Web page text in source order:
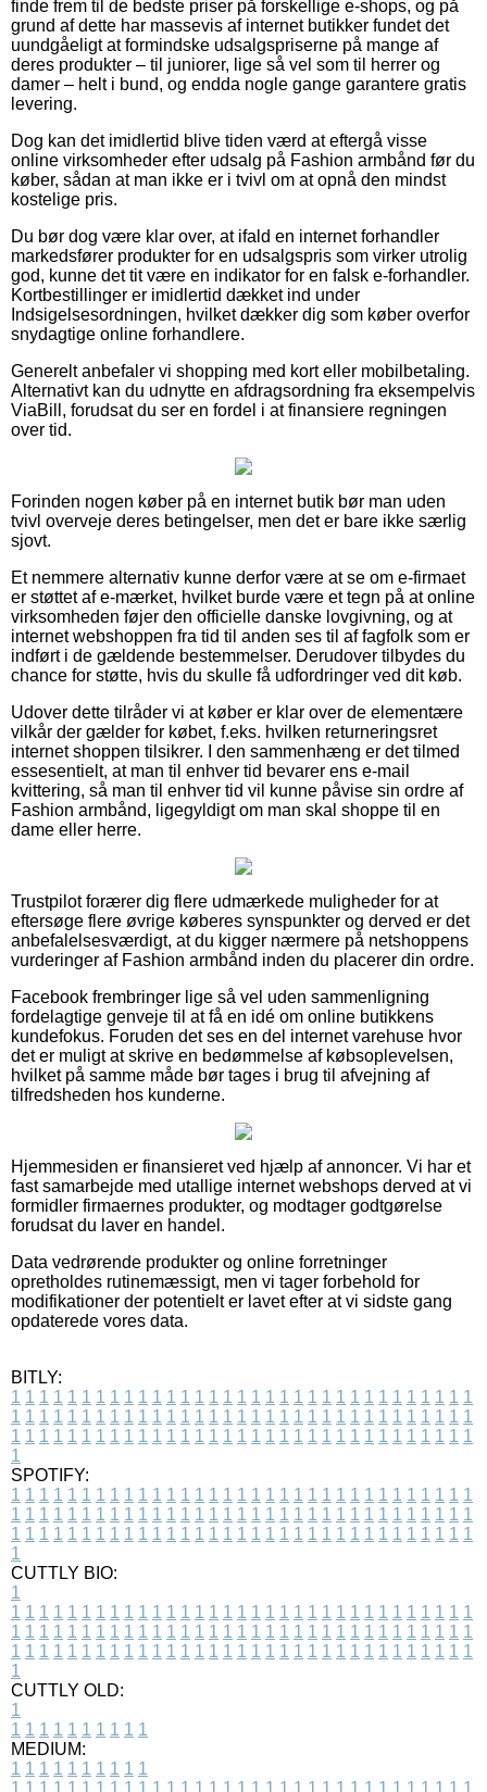
finde frem til de bedste priser på forskellige e-shops, og på
grund af dette har massevis af internet butikker fundet det
uundgåeligt at formindske udsalgspriserne på mange af
deres produkter – til juniorer, lige så vel som til herrer og
damer – helt i bund, og endda nogle gange garantere gratis
levering.
Dog kan det imidlertid blive tiden værd at eftergå visse
online virksomheder efter udsalg på Fashion armbånd før du
køber, sådan at man ikke er i tvivl om at opnå den mindst
kostelige pris.
Du bør dog være klar over, at ifald en internet forhandler
markedsfører produkter for en udsalgspris som virker utrolig
god, kunne det tit være en indikator for en falsk e-forhandler.
Kortbestillinger er imidlertid dækket ind under
Indsigelsesordningen, hvilket dækker dig som køber overfor
snydagtige online forhandlere.
Generelt anbefaler vi shopping med kort eller mobilbetaling.
Alternativt kan du udnytte en afdragsordning fra eksempelvis
ViaBill, forudsat du ser en fordel i at finansiere regningen
over tid.
Forinden nogen køber på en internet butik bør man uden
tvivl overveje deres betingelser, men det er bare ikke særlig
sjovt.
Et nemmere alternativ kunne derfor være at se om e-firmaet
er støttet af e-mærket, hvilket burde være et tegn på at online
virksomheden føjer den officielle danske lovgivning, og at
internet webshoppen fra tid til anden ses til af fagfolk som er
indført i de gældende bestemmelser. Derudover tilbydes du
chance for støtte, hvis du skulle få udfordringer ved dit køb.
Udover dette tilråder vi at køber er klar over de elementære
vilkår der gælder for købet, f.eks. hvilken returneringsret
internet shoppen tilsikrer. I den sammenhæng er det tilmed
essesentielt, at man til enhver tid bevarer ens e-mail
kvittering, så man til enhver tid vil kunne påvise sin ordre af
Fashion armbånd, ligegyldigt om man skal shoppe til en
dame eller herre.
Trustpilot forærer dig flere udmærkede muligheder for at
eftersøge flere øvrige køberes synspunkter og derved er det
anbefalelsesværdigt, at du kigger nærmere på netshoppens
vurderinger af Fashion armbånd inden du placerer din ordre.
Facebook frembringer lige så vel uden sammenligning
fordelagtige genveje til at få en idé om online butikkens
kundefokus. Foruden det ses en del internet varehuse hvor
det er muligt at skrive en bedømmelse af købsoplevelsen,
hvilket på samme måde bør tages i brug til afvejning af
tilfredsheden hos kunderne.
Hjemmesiden er finansieret ved hjælp af annoncer. Vi har et
fast samarbejde med utallige internet webshops derved at vi
formidler firmaernes produkter, og modtager godtgørelse
forudsat du laver en handel.
Data vedrørende produkter og online forretninger
opretholdes rutinemæssigt, men vi tager forbehold for
modifikationer der potentielt er lavet efter at vi sidste gang
opdaterede vores data.
BITLY:
1 1 1 1 1 1 1 1 1 1 1 1 1 1 1 1 1 1 1 1 1 1 1 1 1 1 1 1 1 1 1 1 1
1 1 1 1 1 1 1 1 1 1 1 1 1 1 1 1 1 1 1 1 1 1 1 1 1 1 1 1 1 1 1 1 1
1 1 1 1 1 1 1 1 1 1 1 1 1 1 1 1 1 1 1 1 1 1 1 1 1 1 1 1 1 1 1 1 1
1
SPOTIFY:
1 1 1 1 1 1 1 1 1 1 1 1 1 1 1 1 1 1 1 1 1 1 1 1 1 1 1 1 1 1 1 1 1
1 1 1 1 1 1 1 1 1 1 1 1 1 1 1 1 1 1 1 1 1 1 1 1 1 1 1 1 1 1 1 1 1
1 1 1 1 1 1 1 1 1 1 1 1 1 1 1 1 1 1 1 1 1 1 1 1 1 1 1 1 1 1 1 1 1
1
CUTTLY BIO:
1
1 1 1 1 1 1 1 1 1 1 1 1 1 1 1 1 1 1 1 1 1 1 1 1 1 1 1 1 1 1 1 1 1
1 1 1 1 1 1 1 1 1 1 1 1 1 1 1 1 1 1 1 1 1 1 1 1 1 1 1 1 1 1 1 1 1
1 1 1 1 1 1 1 1 1 1 1 1 1 1 1 1 1 1 1 1 1 1 1 1 1 1 1 1 1 1 1 1 1
1
CUTTLY OLD:
1
1 1 1 1 1 1 1 1 1 1
MEDIUM:
1 1 1 1 1 1 1 1 1 1
1 1 1 1 1 1 1 1 1 1 1 1 1 1 1 1 1 1 1 1 1 1 1 1 1 1 1 1 1 1 1 1 1